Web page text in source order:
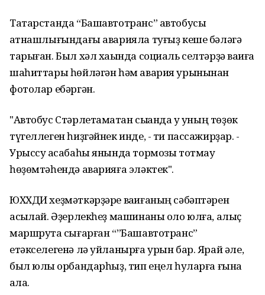
Татарстанда “Башавтотранс” автобусы
ҡатнашлығындағы аварияла туғыҙ кеше бәләгә
тарыған. Был хәл хаҡында социаль селтәрҙә ваҡиға
шаһиттары һөйләгән һәм авария урынынан
фотолар ебәргән.
"Автобус Стәрлетамаҡтан сыҡҡанда уҡ уның төҙөк
түгеллеген һиҙгәйнек инде, - ти пассажирҙар. -
Урыссу ҡасабаһы янында тормозы тотмау
һөҙөмтәһендә аварияға эләктек".
ЮХХДИ хеҙмәткәрҙәре ваҡиғаның сәбәптәрен
асыҡлай. Әҙерлекһеҙ машинаны оло юлға, алыҫ
маршрутҡа сығарған “”Башавтотранс”
етәкселегенә лә уйланырға урын бар. Ярай әле,
был юлы ҡорбандарһыҙ, тип еңел һуларға ғына
ҡала.